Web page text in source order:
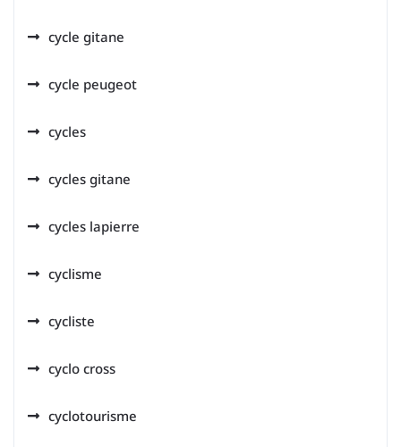
cycle gitane
cycle peugeot
cycles
cycles gitane
cycles lapierre
cyclisme
cycliste
cyclo cross
cyclotourisme